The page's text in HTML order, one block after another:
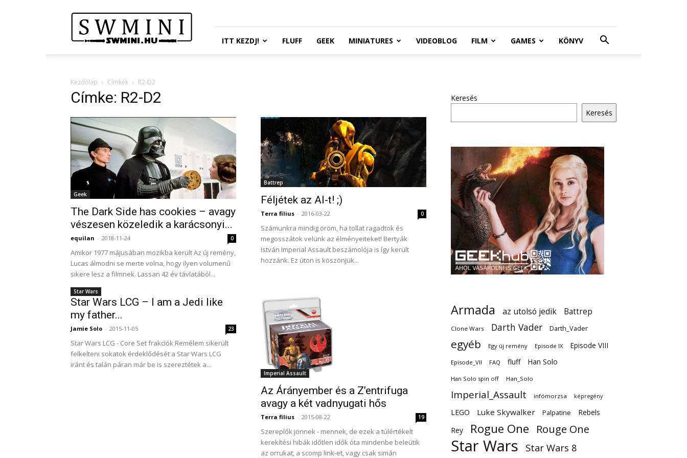
Wars
Miniatures
Portál
ITT KEZDJ! FLUFF GEEK MINIATURES VIDEOBLOG FILM GAMES KÖNYV
Kezdőlap Címkék R2-D2
Címke: R2-D2
Geek
The Dark Side has cookies – avagy
vészesen közeledik a karácsonyi...
equilan - 2018-11-24 0
Amikor 1977 májusában mozikba került Az új remény,
Lucas álmodni se merte volna, hogy ilyen volumenű
sikere lesz a filmnek. Lassan 42 év távlatából...
Battrep
Féljétek az AI-t! ;)
Terra filius - 2016-03-22 0
Számunkra mindig öröm, ha tollat ragadtok és
megosszátok velünk az élményeiteket! Bertyák
István Imperial Assault beszámolója is így került
hozzánk. Ez úton is köszönjük...
Star Wars
Star Wars LCG – I am a Jedi like
my father...
Jamie Solo - 2015-11-05 23
Star Wars LCG - Core Set frakciók Remélem sikerült
felkelteni sokatok érdeklődését a Star Wars LCG
iránt és talán páran már be is szereztétek a...
Imperial Assault
Az Árányember és a Z’entrifuga
avagy a két vadnyugati hős
Terra filius - 2015-08-22 19
Szereplők jönnek - mennek, de ezek a túlértékelt
kerekítési hibák időtlen idők óta mindenbe beleütik
az orrukat, a scomp link-et, vagy csak simán
Keresés
Keresés
Armada az utolsó jedik Battrep
Clone Wars Darth Vader Darth_Vader
egyéb Egy új remény Episode IX Episode VIII
Episode_VII FAQ fluff Han Solo
Han Solo spin off Han_Solo
Imperial_Assault infómorzsa képregény
LEGO Luke Skywalker Palpatine
Rebels
Rey
Rogue One Rouge One
Star Wars Star Wars 8